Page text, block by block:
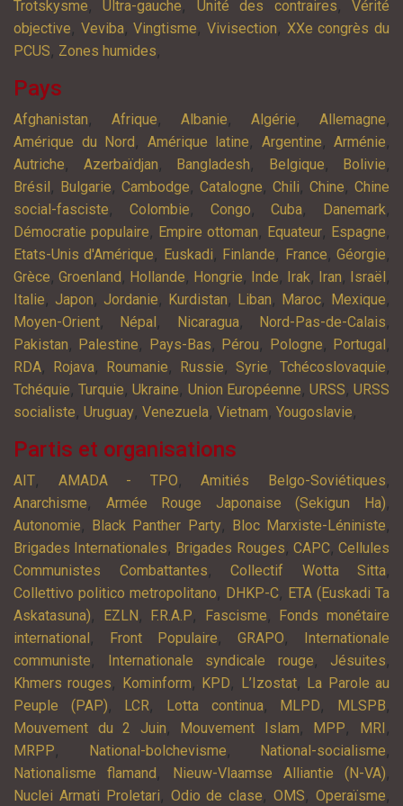
Trotskysme,Ultra-gauche, Unité des contraires,Vérité
objective, Veviba,Vingtisme,Vivisection, XXe congrès du
PCUS, Zones humides,
Pays
Afghanistan, Afrique, Albanie, Algérie, Allemagne,
Amérique du Nord, Amérique latine, Argentine, Arménie,
Autriche, Azerbaïdjan, Bangladesh, Belgique, Bolivie,
Brésil, Bulgarie, Cambodge, Catalogne, Chili, Chine, Chine
social-fasciste, Colombie, Congo,Cuba, Danemark,
Démocratie populaire, Empire ottoman, Equateur, Espagne,
Etats-Unis d'Amérique, Euskadi, Finlande, France,Géorgie,
Grèce, Groenland, Hollande, Hongrie, Inde, Irak, Iran, Israël,
Italie, Japon, Jordanie, Kurdistan, Liban, Maroc, Mexique,
Moyen-Orient, Népal, Nicaragua, Nord-Pas-de-Calais,
Pakistan, Palestine, Pays-Bas, Pérou, Pologne, Portugal,
RDA, Rojava, Roumanie, Russie, Syrie, Tchécoslovaquie,
Tchéquie,Turquie,Ukraine, Union Européenne, URSS,URSS
socialiste, Uruguay, Venezuela, Vietnam, Yougoslavie,
Partis et organisations
AIT, AMADA - TPO,Amitiés Belgo-Soviétiques,
Anarchisme, Armée Rouge Japonaise (Sekigun Ha),
Autonomie, Black Panther Party, Bloc Marxiste-Léniniste,
Brigades Internationales, Brigades Rouges, CAPC,Cellules
Communistes Combattantes, Collectif Wotta Sitta,
Collettivo politico metropolitano, DHKP-C, ETA (Euskadi Ta
Askatasuna), EZLN, F.R.A.P, Fascisme, Fonds monétaire
international, Front Populaire, GRAPO, Internationale
communiste, Internationale syndicale rouge, Jésuites,
Khmers rouges, Kominform, KPD, L’Izostat, La Parole au
Peuple (PAP), LCR, Lotta continua, MLPD, MLSPB,
Mouvement du 2 Juin, Mouvement Islam, MPP, MRI ,
MRPP, National-bolchevisme, National-socialisme,
Nationalisme flamand, Nieuw-Vlaamse Alliantie (N-VA),
Nuclei Armati Proletari, Odio de clase,OMS,Operaïsme,